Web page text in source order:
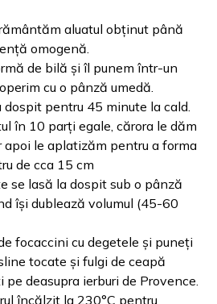
aluatul obținut până
omogenă.
de bilă și îl punem într-un
cu o pânză umedă.
dospit pentru 45 minute la cald.
în 10 parți egale, cărora le dăm
apoi le aplatizăm pentru a forma
de cca 15 cm
se lasă la dospit sub o pânză
își dublează volumul (45-60
focaccini cu degetele și puneți
tocate și fulgi de ceapă
pe deasupra ierburi de Provence.
încălzit la 230°C pentru